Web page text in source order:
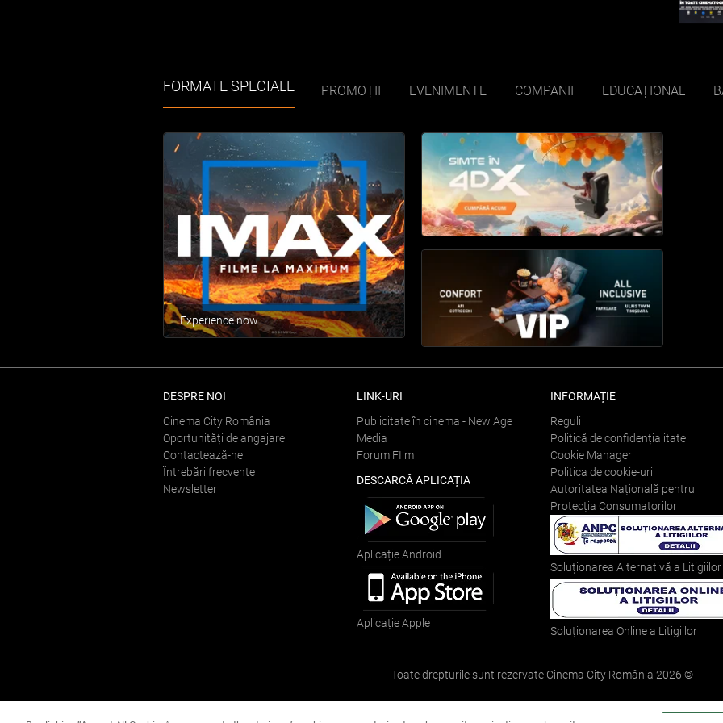
FORMATE SPECIALE PROMOȚII EVENIMENTE COMPANII EDUCAȚIONAL
Experience now
DESPRE NOI
Cinema City România
Oportunități de angajare
Contactează-ne
Întrebări frecvente
Newsletter
LINK-URI
Publicitate în cinema - New Age
Media
Forum FIlm
DESCARCĂ APLICAȚIA
Aplicație Android
Aplicație Apple
INFORMAȚIE
Reguli
Politică de confidențialitate
Cookie Manager
Politica de cookie-uri
Autoritatea Națională pentru
Protecția Consumatorilor
Soluționarea Alternativă a Litigiilor
Soluționarea Online a Litigiilor
Toate drepturile sunt rezervate Cinema City România 2026 ©